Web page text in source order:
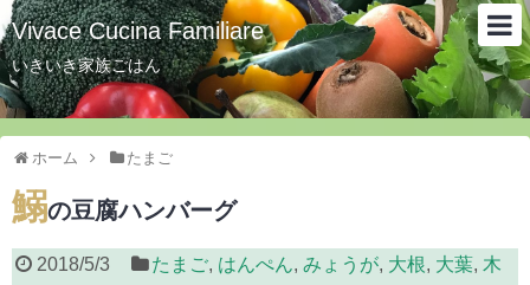
Vivace Cucina Familiare
いきいき家族ごはん
ホーム たまご
鰯の豆腐ハンバーグ
2018/5/3 たまご, はんぺん,みょうが, 大根, 大葉, 木